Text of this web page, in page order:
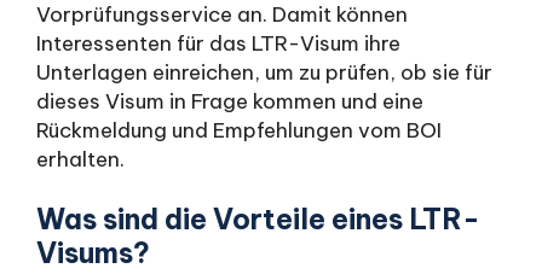
Vorprüfungsservice an. Damit können
Interessenten für das LTR-Visum ihre
Unterlagen einreichen, um zu prüfen, ob sie für
dieses Visum in Frage kommen und eine
Rückmeldung und Empfehlungen vom BOI
erhalten.
Was sind die Vorteile eines LTR-
Visums?